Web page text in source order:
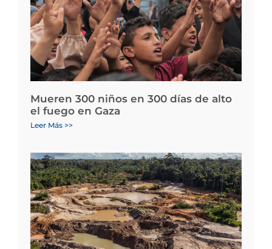
Mueren 300 niños en 300 días de alto
el fuego en Gaza
Leer Más >>